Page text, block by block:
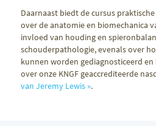
Daarnaast biedt de cursus
over de anatomie en biomechanica
invloed van houding en
schouderpathologie, evenals over
kunnen worden gediagnosticeerd
over onze KNGF geaccrediteerde
van Jeremy Lewis ».